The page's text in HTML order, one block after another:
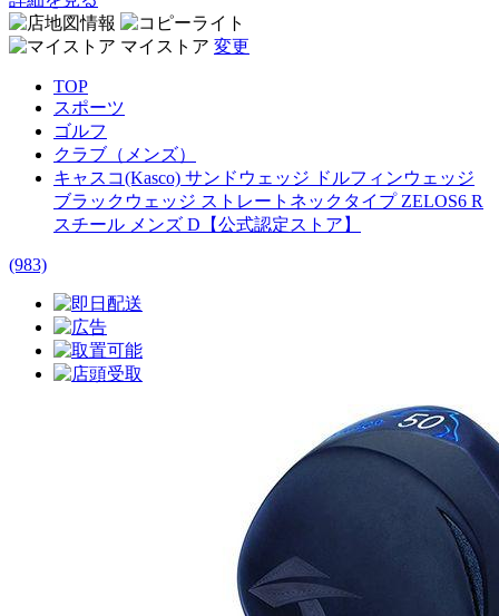
マイストア 変更
TOP
スポーツ
ゴルフ
クラブ（メンズ）
キャスコ(Kasco) サンドウェッジ ドルフィンウェッジ
ブラックウェッジ ストレートネックタイプ ZELOS6 R
スチール メンズ D【公式認定ストア】
(983)